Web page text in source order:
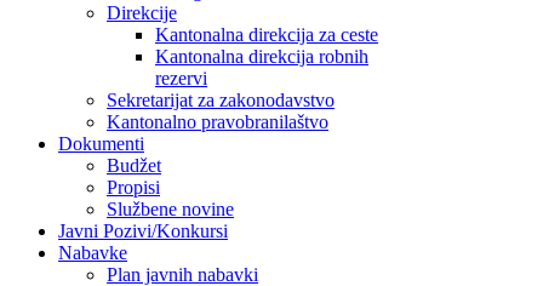
Direkcije
Kantonalna direkcija za ceste
Kantonalna direkcija robnih
rezervi
Sekretarijat za zakonodavstvo
Kantonalno pravobranilaštvo
Dokumenti
Budžet
Propisi
Službene novine
Javni Pozivi/Konkursi
Nabavke
Plan javnih nabavki